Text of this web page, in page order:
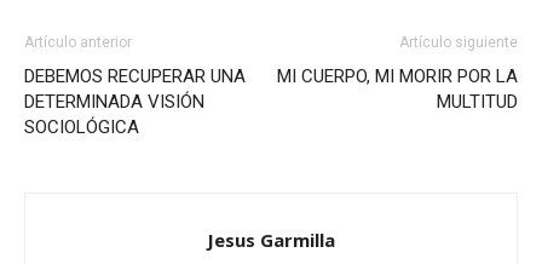
Artículo anterior
DEBEMOS RECUPERAR UNA
DETERMINADA VISIÓN
SOCIOLÓGICA
Artículo siguiente
MI CUERPO, MI MORIR POR LA
MULTITUD
Jesus Garmilla